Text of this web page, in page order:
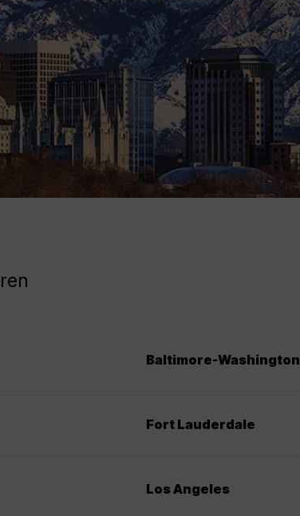
Baltimore-Washington
Fort Lauderdale
Los Angeles